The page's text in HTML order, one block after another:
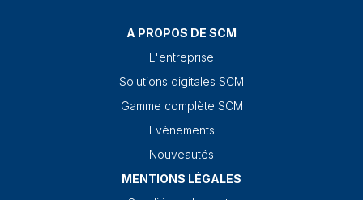
A PROPOS DE SCM
L'entreprise
Solutions digitales SCM
Gamme complète SCM
Evènements
Nouveautés
MENTIONS LÉGALES